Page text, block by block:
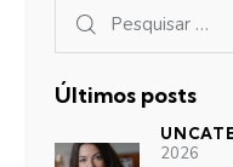
Últimos posts
2026